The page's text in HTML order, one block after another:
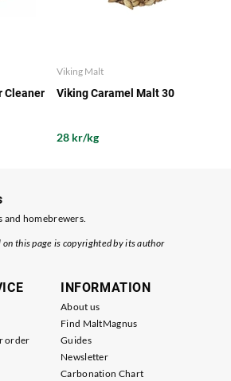
Cleaner
Viking Malt
Viking Caramel Malt 30
28 kr/kg
and homebrewers.
this page is copyrighted by its author
order
INFORMATION
About us
Find MaltMagnus
Guides
Newsletter
Carbonation Chart